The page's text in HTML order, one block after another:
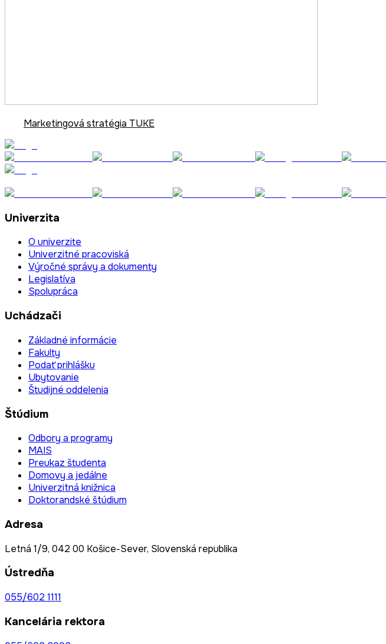
Marketingová stratégia TUKE
Univerzita
O univerzite
Univerzitné pracoviská
Výročné správy a dokumenty
Legislatíva
Spolupráca
Uchádzači
Základné informácie
Fakulty
Podať prihlášku
Ubytovanie
Študijné oddelenia
Štúdium
Odbory a programy
MAIS
Preukaz študenta
Domovy a jedálne
Univerzitná knižnica
Doktorandské štúdium
Adresa
Letná 1/9, 042 00 Košice-Sever, Slovenská republika
Ústredňa
055/602 1111
Kancelária rektora